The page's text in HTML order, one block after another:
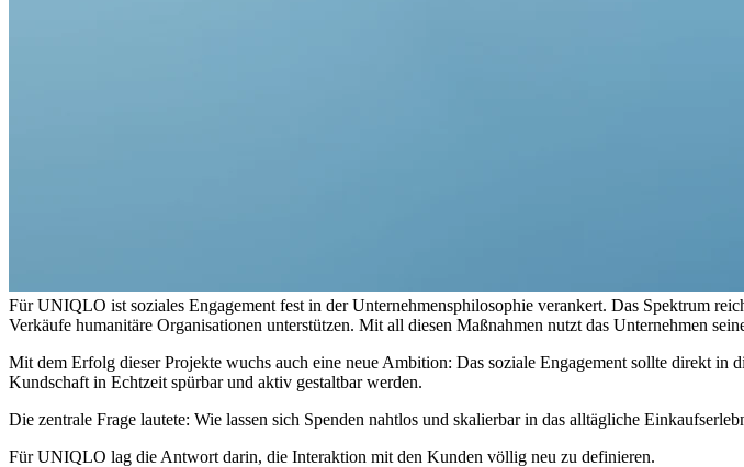
Für UNIQLO ist soziales Engagement fest in der Unternehmensphilosophie verankert. Das Spektrum
Verkäufe humanitäre Organisationen unterstützen. Mit all diesen Maßnahmen nutzt das Unternehmen
Mit dem Erfolg dieser Projekte wuchs auch eine neue Ambition: Das soziale Engagement sollte direkt
Kundschaft in Echtzeit spürbar und aktiv gestaltbar werden.
Die zentrale Frage lautete: Wie lassen sich Spenden nahtlos und skalierbar in das alltägliche
Für UNIQLO lag die Antwort darin, die Interaktion mit den Kunden völlig neu zu definieren.